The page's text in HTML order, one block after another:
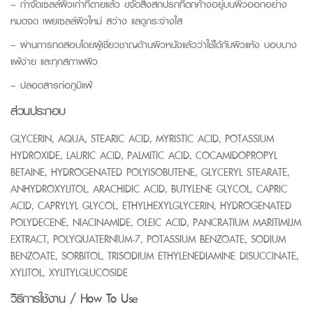
– กำจัดเซลล์ผิวเก่าที่ตายแล้ว ขจัดสิ่งสกปรกที่ตกค้างอยู่บนผิวออกอย่าง
หมดจด เผยเซลล์ผิวใหม่ สว่าง แลดูกระจ่างใส
– ผ่านการทดสอบโดยผู้เชี่ยวชาญด้านผิวหนังแล้วว่าใช้ได้กับผิวแห้ง บอบบาง
แพ้ง่าย และทุกสภาพผิว
– ปลอดสารก่อภูมิแพ้
ส่วนประกอบ
GLYCERIN, AQUA, STEARIC ACID, MYRISTIC ACID, POTASSIUM
HYDROXIDE, LAURIC ACID, PALMITIC ACID, COCAMIDOPROPYL
BETAINE, HYDROGENATED POLYISOBUTENE, GLYCERYL STEARATE,
ANHYDROXYLITOL, ARACHIDIC ACID, BUTYLENE GLYCOL, CAPRIC
ACID, CAPRYLYL GLYCOL, ETHYLHEXYLGLYCERIN, HYDROGENATED
POLYDECENE, NIACINAMIDE, OLEIC ACID, PANCRATIUM MARITIMIJM
EXTRACT, POLYQUATERNlUM-7, POTASSIUM BENZOATE, SODIUM
BENZOATE, SORBITOL, TRISODIUM ETHYLENEDIAMINE DISUCCINATE,
XYLITOL, XYLITYLGLUCOSIDE
วิธีการใช้งาน / How To Use